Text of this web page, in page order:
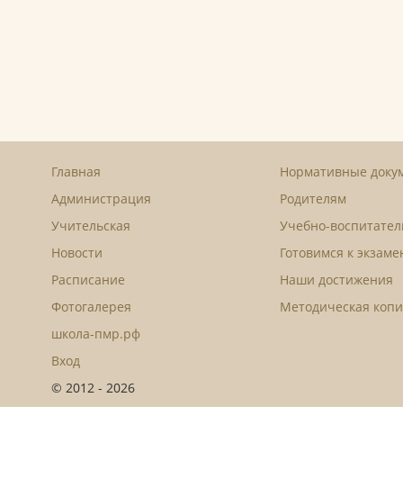
Главная
Администрация
Учительская
Новости
Расписание
Фотогалерея
школа-пмр.рф
Вход
Нормативные
Родителям
Учебно-
Готовимся к
Наши достижения
Методическая
© 2012 - 2026